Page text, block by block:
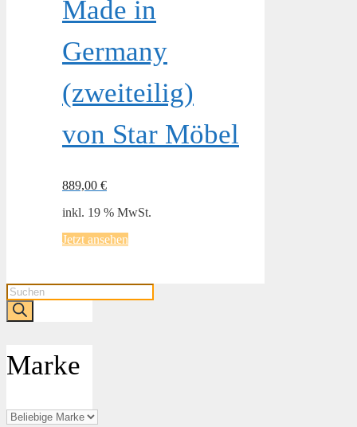
Made in
Germany
(zweiteilig)
von Star Möbel
889,00 €
inkl. 19 % MwSt.
Jetzt ansehen
Products
search
Marke